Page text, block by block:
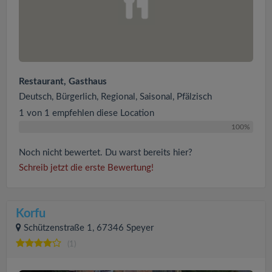
Restaurant, Gasthaus
Deutsch, Bürgerlich, Regional, Saisonal, Pfälzisch
1 von 1 empfehlen diese Location
100%
Noch nicht bewertet. Du warst bereits hier?
Schreib jetzt die erste Bewertung!
Korfu
Schützenstraße 1, 67346 Speyer
(1)